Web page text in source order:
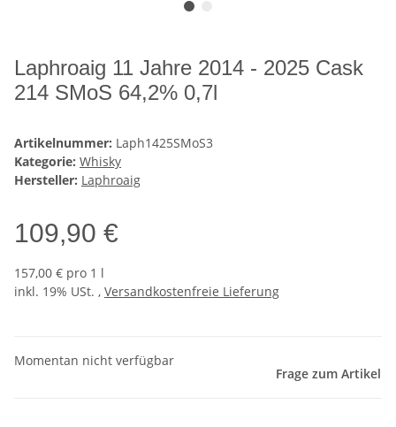
Laphroaig 11 Jahre 2014 - 2025 Cask
214 SMoS 64,2% 0,7l
Artikelnummer: Laph1425SMoS3
Kategorie: Whisky
Hersteller: Laphroaig
109,90 €
157,00 € pro 1 l
inkl. 19% USt. , Versandkostenfreie Lieferung
Momentan nicht verfügbar
Frage zum Artikel